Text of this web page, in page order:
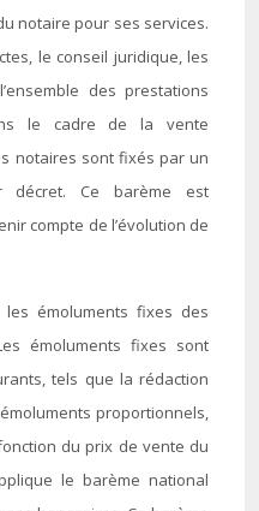
notaire pour ses services.
le conseil juridique, les
des prestations
le cadre de la vente
notaires sont fixés par un
décret. Ce barème est
compte de l’évolution de
émoluments fixes des
émoluments fixes sont
tels que la rédaction
proportionnels,
du prix de vente du
le barème national